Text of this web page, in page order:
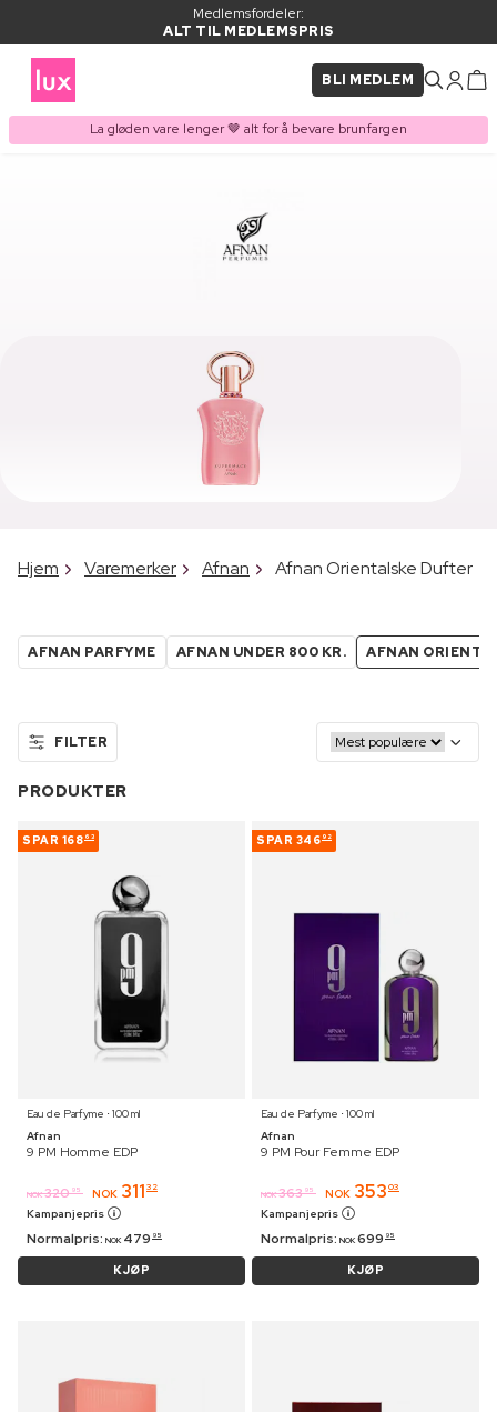
Medlemsfordeler:
ALT TIL MEDLEMSPRIS
BLI MEDLEM
La gløden vare lenger 🤎 alt for å bevare brunfargen
Hjem Varemerker Afnan Afnan Orientalske Dufter
AFNAN PARFYME AFNAN UNDER 800 KR. AFNAN
FILTER
PRODUKTER
SPAR 168 63
Eau de Parfyme ⋅ 100 ml
Afnan
9 PM Homme EDP
NOK 320 95 NOK 311 32
Kampanjepris
Normalpris: NOK 479 95
KJØP
SPAR 346 92
Eau de Parfyme ⋅ 100 ml
Afnan
9 PM Pour Femme EDP
NOK 363 95 NOK 353 03
Kampanjepris
Normalpris: NOK 699 95
KJØP